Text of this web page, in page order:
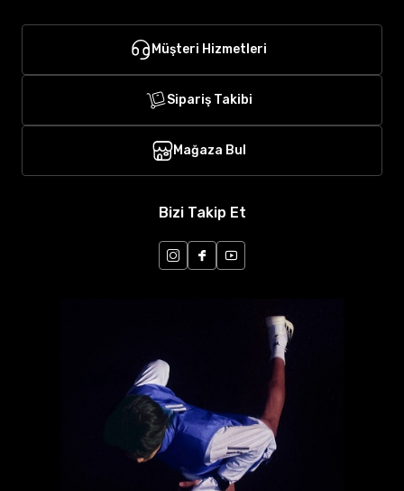
Müşteri Hizmetleri
Sipariş Takibi
Mağaza Bul
Bizi Takip Et